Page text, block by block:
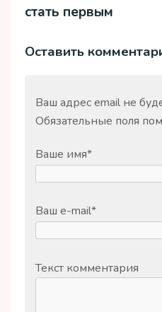
стать первым
Оставить
Ваш адрес email не
Обязательные поля
Ваше имя*
Ваш e-mail*
Текст комментария